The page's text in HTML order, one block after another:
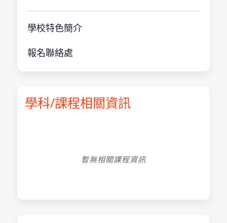
學校特色簡介
報名聯絡處
學科/課程相關資訊
暫無相關課程資訊